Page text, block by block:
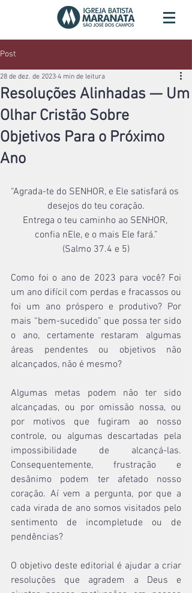
Post
Resoluções Alinhadas — Um
Olhar Cristão Sobre
Objetivos Para o Próximo
Ano
28 de dez. de 2023 4 min de leitura
“Agrada-te do SENHOR, e Ele satisfará os
desejos do teu coração.
Entrega o teu caminho ao SENHOR,
confia nEle, e o mais Ele fará.”
(Salmo 37.4 e 5)
Como foi o ano de 2023 para você? Foi
um ano difícil com perdas e fracassos ou
foi um ano próspero e produtivo? Por
mais “bem-sucedido” que possa ter sido
o ano, certamente restaram algumas
áreas pendentes ou objetivos não
alcançados, não é mesmo?
Algumas metas podem não ter sido
alcançadas, ou por omissão nossa, ou
por motivos que fugiram ao nosso
controle, ou algumas descartadas pela
impossibilidade de alcançá-las.
Consequentemente, frustração e
desânimo podem ter afetado nosso
coração. Aí vem a pergunta, por que a
cada virada de ano somos visitados pelo
sentimento de incompletude ou de
pendências?
O objetivo deste editorial é ajudar a criar
resoluções que agradem a Deus e